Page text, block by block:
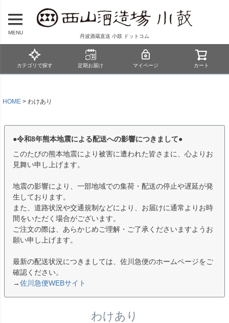
MENU
丹波酒蔵直送 小鼓 ドットコム
カテゴリで探す 定期お届け マイページ カート
HOME わけあり
●令和8年熊本地震による配送への影響につきまして●
このたびの熊本地震により被害に遭われた皆さまに、心よりお
見舞い申し上げます。
地震の影響により、一部地域での集荷・配送の停止や遅延が発
生しております。
また、道路状況や交通規制などにより、お届けに通常よりお時
間をいただく場合がございます。
ご注文の際は、あらかじめご理解・ご了承くださいますようお
願い申し上げます。
最新の配送状況につきましては、佐川急便のホームページをご
確認ください。
→佐川急便WEBサイト
わけあり